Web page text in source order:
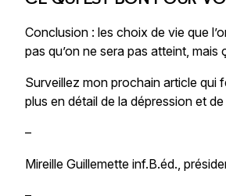
Conclusion : les choix de vie que
pas qu’on ne sera pas atteint,
Surveillez mon prochain article qui
plus en détail de la dépression et de
–
Mireille Guillemette inf.B.éd.,